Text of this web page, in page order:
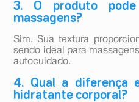
3. O produto
massagens?
Sim. Sua textura
sendo ideal para
autocuidado.
4. Qual a diferença
hidratante corporal?